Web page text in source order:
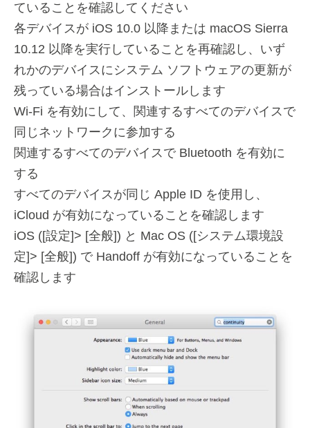
ていることを確認してください
各デバイスが iOS 10.0 以降または macOS Sierra
10.12 以降を実行していることを再確認し、いず
れかのデバイスにシステム ソフトウェアの更新が
残っている場合はインストールします
Wi-Fi を有効にして、関連するすべてのデバイスで
同じネットワークに参加する
関連するすべてのデバイスで Bluetooth を有効に
する
すべてのデバイスが同じ Apple ID を使用し、
iCloud が有効になっていることを確認します
iOS ([設定]> [全般]) と Mac OS ([システム環境設
定]> [全般]) で Handoff が有効になっていることを
確認します